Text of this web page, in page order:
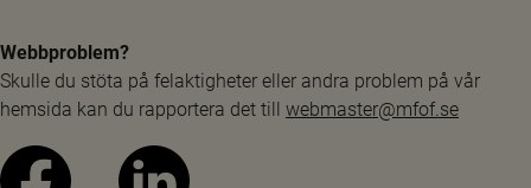
Webbproblem?
Skulle du stöta på felaktigheter eller andra problem på vår
hemsida kan du rapportera det till webmaster@mfof.se